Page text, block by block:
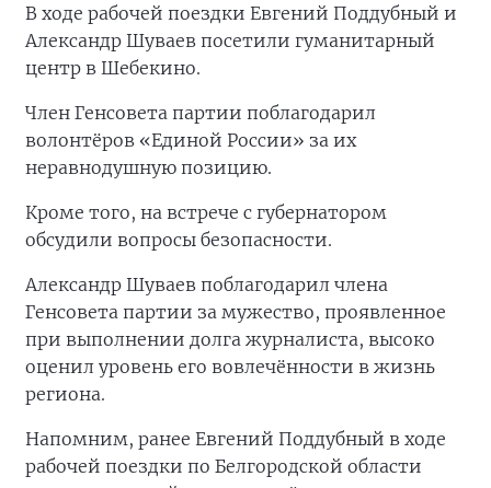
В ходе рабочей поездки Евгений Поддубный и
Александр Шуваев посетили гуманитарный
центр в Шебекино.
Член Генсовета партии поблагодарил
волонтёров «Единой России» за их
неравнодушную позицию.
Кроме того, на встрече с губернатором
обсудили вопросы безопасности.
Александр Шуваев поблагодарил члена
Генсовета партии за мужество, проявленное
при выполнении долга журналиста, высоко
оценил уровень его вовлечённости в жизнь
региона.
Напомним, ранее Евгений Поддубный в ходе
рабочей поездки по Белгородской области